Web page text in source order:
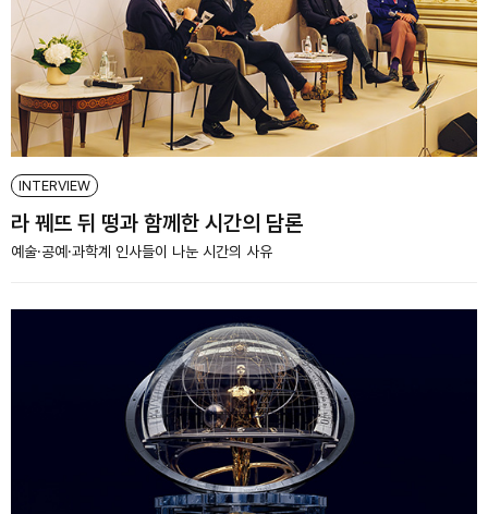
INTERVIEW
라 꿰뜨 뒤 떵과 함께한 시간의 담론
예술·공예·과학계 인사들이 나눈 시간의 사유